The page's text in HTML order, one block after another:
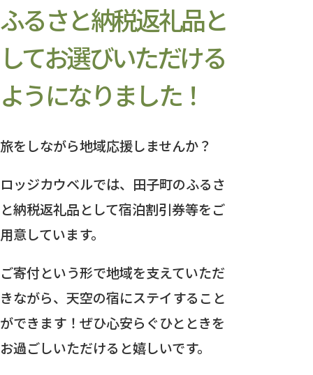
ふるさと納税返礼品と
してお選びいただける
ようになりました！
旅をしながら地域応援しませんか？
ロッジカウベルでは、田子町のふるさ
と納税返礼品として宿泊割引券等をご
用意しています。
ご寄付という形で地域を支えていただ
きながら、天空の宿にステイすること
ができます！ぜひ心安らぐひとときを
お過ごしいただけると嬉しいです。